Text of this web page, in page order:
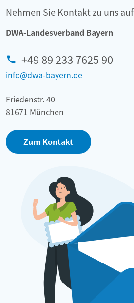
Nehmen Sie Kontakt zu uns auf
DWA-Landesverband Bayern
+49 89 233 7625 90
info@dwa-bayern.de
Friedenstr. 40
81671 München
Zum Kontakt